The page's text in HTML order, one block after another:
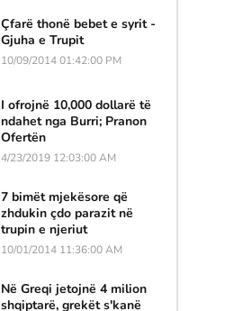
Çfarë thonë bebet e syrit -
Gjuha e Trupit
10/09/2014 01:42:00 PM
I ofrojnë 10,000 dollarë të
ndahet nga Burri; Pranon
Ofertën
4/23/2019 12:03:00 AM
7 bimët mjekësore që
zhdukin çdo parazit në
trupin e njeriut
10/01/2014 11:36:00 AM
Në Greqi jetojnë 4 milion
shqiptarë, grekët s'kanë